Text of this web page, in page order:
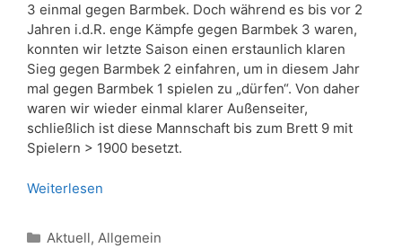
3 einmal gegen Barmbek. Doch während es bis vor 2
Jahren i.d.R. enge Kämpfe gegen Barmbek 3 waren,
konnten wir letzte Saison einen erstaunlich klaren
Sieg gegen Barmbek 2 einfahren, um in diesem Jahr
mal gegen Barmbek 1 spielen zu „dürfen“. Von daher
waren wir wieder einmal klarer Außenseiter,
schließlich ist diese Mannschaft bis zum Brett 9 mit
Spielern > 1900 besetzt.
Weiterlesen
Kategorien
Aktuell, Allgemein